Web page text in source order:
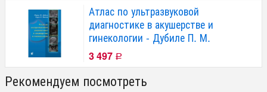
Атлас по ультразвуковой
диагностике в акушерстве и
гинекологии - Дубиле П. М.
3 497 Р
Рекомендуем посмотреть